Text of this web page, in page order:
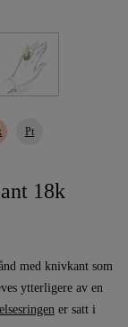
Pt
18k
med knivkant som
ytterligere av en
er satt i